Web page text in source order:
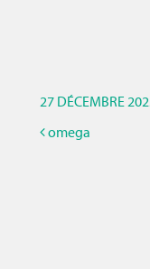
27 DÉCEMBRE
omega